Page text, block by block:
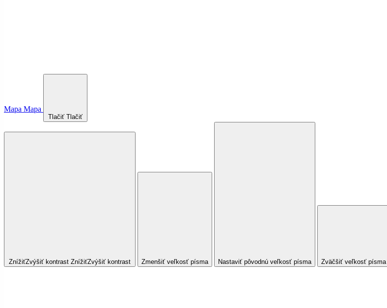
Mapa Mapa
Tlačiť Tlačiť
ZnížiťZvýšiť kontrast ZnížiťZvýšiť kontrast Zmenšiť veľkosť písma Nastaviť pôvodnú veľkosť písma Zväčšiť veľkosť písma